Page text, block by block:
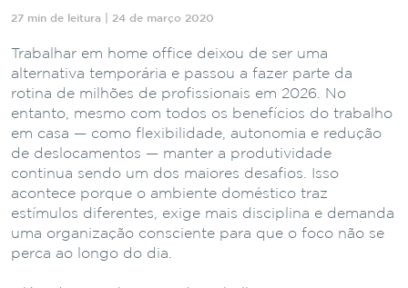
27 min de leitura | 24 de março 2020
Trabalhar em home office deixou de ser uma
alternativa temporária e passou a fazer parte da
rotina de milhões de profissionais em 2026. No
entanto, mesmo com todos os benefícios do trabalho
em casa — como flexibilidade, autonomia e redução
de deslocamentos — manter a produtividade
continua sendo um dos maiores desafios. Isso
acontece porque o ambiente doméstico traz
estímulos diferentes, exige mais disciplina e demanda
uma organização consciente para que o foco não se
perca ao longo do dia.